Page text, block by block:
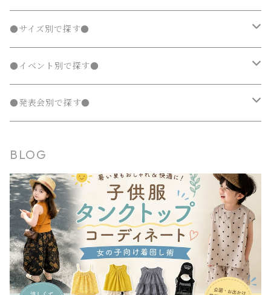
ポンチョ
チェスターコート
ポンチョ
チェスターコート
タンクトップ
ポンチョ
チェスターコート
ラッシュガード
ジャージ
タンクトップ
ノーカラージャケット
ポンチョ
チェスターコート
半袖
長袖
フォーマルスーツ
スカート セットアップ
パンツ セットアップ
靴・小物
靴
ワンピース
チュニック
ドレス
ラッシュガード
ワンピース水着
セパレート水着
ジャージ
タンクトップ
デニムスカート
ダウンジャケット・コート
ノーカラージャケット
ポンチョ
チェスターコート
発表会 ドレス
半袖
長袖
フォーマルスーツ
スカート セットアップ
靴・小物
レギンス・タイツ
サロペット・オーバーオール
水着
ラッシュガード
ワンピース水着
セパレート水着
ジャージ
タンクトップ
ジャンパースカート
スカート
デニムスカート
アウター
ダウンジャケット・コート
ノーカラージャケット
マウンテンパーカー
ポンチョ
チェスターコート
発表会 ドレス
半袖
フォーマルスーツ
靴
靴下
レギンス・タイツ
オールインワン
サロペット・オーバーオール
水着
ラッシュガード
ワンピース水着
秋
冬
フェミニン 子供服
マニッシュ 子供服
フォーマル 子供服
アウトドアミックス 子供服
オーバーサイズ・ビッグシルエット 子供服
ユニセックス 子供服
ストリート 子供服
兄弟・姉妹コーデ
親子コーデ
●サイズ別で探す●
70～90cm
100～140cm
M～XXXL
●イベント別で探す●
入園式
men's
lady's
結婚式ドレス
men's
lady's
●発表会別で探す●
長袖
半袖
袖なし・ノースリーブ
コンクール 発表会ドレス
ダンス発表会
BLOG